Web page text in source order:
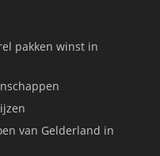
pakken winst in
van Gelderland in